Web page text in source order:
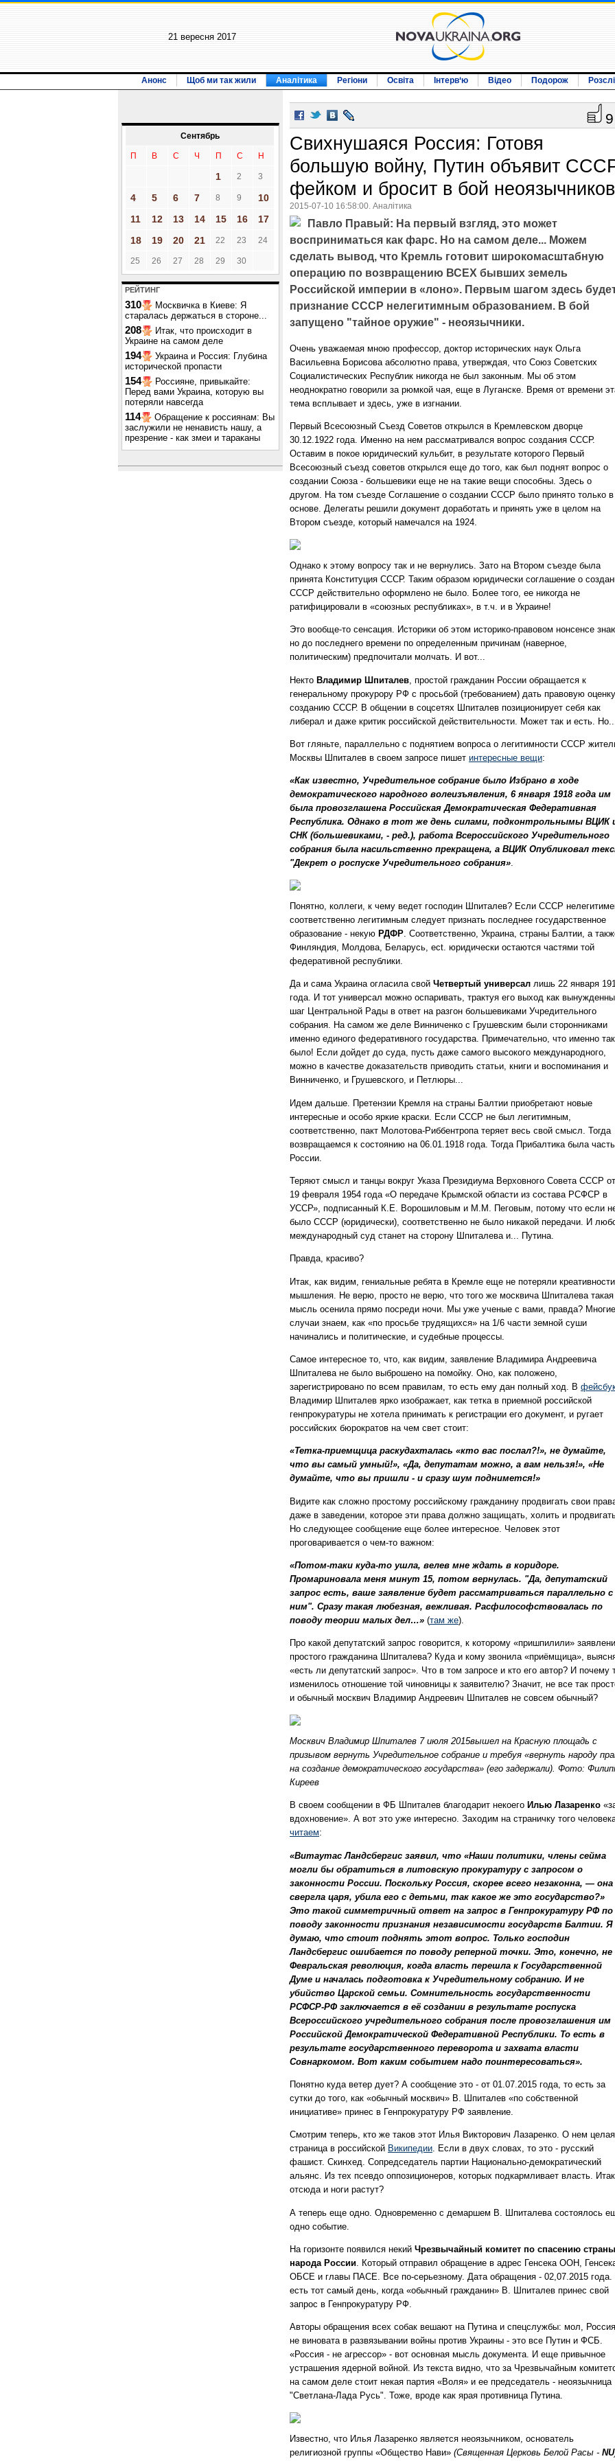
21 вересня 2017
Анонс Щоб ми так жили Аналітика Регіони Освіта Інтерв‘ю Відео Подорож
Сентябрь
П В С Ч П С Н
1 2 3
4 5 6 7 8 9
10
11
12 13 14 15 16
17
18
19 20 21 22 23 24
25 26 27 28 29 30
РЕЙТИНГ
310
Москвичка в Киеве: Я
старалась держаться в стороне...
208
Итак, что происходит в
Украине на самом деле
194
Украина и Россия: Глубина
исторической пропасти
154
Россияне, привыкайте:
Перед вами Украина, которую вы
потеряли навсегда
114
Обращение к россиянам: Вы
заслужили не ненависть нашу, а
презрение - как змеи и тараканы
9
Свихнушаяся Россия: Готовя
большую войну, Путин объявит
фейком и бросит в бой
2015-07-10 16:58:00. Аналітика
Павло Правый: На первый взгляд, это может
восприниматься как фарс. Но на самом деле... Можем
сделать вывод, что Кремль готовит широкомасштабную
операцию по возвращению ВСЕХ бывших земель
Российской империи в «лоно». Первым шагом здесь
признание СССР нелегитимным образованием. В бой
запущено "тайное оружие" - неоязычники.
Очень уважаемая мною профессор, доктор исторических наук Ольга
Васильевна Борисова абсолютно права, утверждая, что Союз Советских
Социалистических Республик никогда не был законным. Мы об этом
неоднократно говорили за рюмкой чая, еще в Луганске. Время от времени
тема всплывает и здесь, уже в изгнании.
Первый Всесоюзный Съезд Советов открылся в Кремлевском дворце
30.12.1922 года. Именно на нем рассматривался вопрос создания СССР.
Оставим в покое юридический кульбит, в результате которого Первый
Всесоюзный съезд советов открылся еще до того, как был поднят вопрос о
создании Союза - большевики еще не на такие вещи способны. Здесь о
другом. На том съезде Соглашение о создании СССР было принято только в
основе. Делегаты решили документ доработать и принять уже в целом на
Втором съезде, который намечался на 1924.
Однако к этому вопросу так и не вернулись. Зато на Втором съезде была
принята Конституция СССР. Таким образом юридически соглашение о
СССР действительно оформлено не было. Более того, ее никогда не
ратифицировали в «союзных республиках», в т.ч. и в Украине!
Это вообще-то сенсация. Историки об этом историко-правовом нонсенсе
но до последнего времени по определенным причинам (наверное,
политическим) предпочитали молчать. И вот...
Некто Владимир Шпиталев , простой гражданин России обращается к
генеральному прокурору РФ с просьбой (требованием) дать правовую оценку
созданию СССР. В общении в соцсетях Шпиталев позиционирует себя как
либерал и даже критик российской действительности. Может так и есть. Но...
Вот гляньте, параллельно с поднятием вопроса о легитимности СССР
Москвы Шпиталев в своем запросе пишет интересные вещи:
«Как известно, Учредительное собрание было Избрано в ходе
демократического народного волеизъявления, 6 января 1918 года им
была провозглашена Российская Демократическая Федеративная
Республика. Однако в тот же день силами, подконтрольнымы ВЦИК
СНК (большевиками, - ред.), работа Всероссийского Учредительного
собрания была насильственно прекращена, а ВЦИК Опубликовал
"Декрет о роспуске Учредительного собрания».
Понятно, коллеги, к чему ведет господин Шпиталев? Если СССР
соответственно легитимным следует признать последнее государственное
образование - некую РДФР . Соответственно, Украина, страны Балтии, а
Финляндия, Молдова, Беларусь, ect. юридически остаются частями той
федеративной республики.
Да и сама Украина огласила свой Четвертый универсал лишь 22 января
года. И тот универсал можно оспаривать, трактуя его выход как
шаг Центральной Рады в ответ на разгон большевиками Учредительного
собрания. На самом же деле Винниченко с Грушевским были сторонниками
именно единого федеративного государства. Примечательно, что именно
было! Если дойдет до суда, пусть даже самого высокого международного,
можно в качестве доказательств приводить статьи, книги и воспоминания и
Винниченко, и Грушевского, и Петлюры...
Идем дальше. Претензии Кремля на страны Балтии приобретают новые
интересные и особо яркие краски. Если СССР не был легитимным,
соответственно, пакт Молотова-Риббентропа теряет весь свой смысл. Тогда
возвращаемся к состоянию на 06.01.1918 года. Тогда Прибалтика была
России.
Теряют смысл и танцы вокруг Указа Президиума Верховного Совета СССР от
19 февраля 1954 года «О передаче Крымской области из состава РСФСР в
УССР», подписанный К.Е. Ворошиловым и М.М. Пеговым, потому что если
было СССР (юридически), соответственно не было никакой передачи. И
международный суд станет на сторону Шпиталева и... Путина.
Правда, красиво?
Итак, как видим, гениальные ребята в Кремле еще не потеряли креативности
мышления. Не верю, просто не верю, что того же москвича Шпиталева такая
мысль осенила прямо посреди ночи. Мы уже ученые с вами, правда? Многие
случаи знаем, как «по просьбе трудящихся» на 1/6 части земной суши
начинались и политические, и судебные процессы.
Самое интересное то, что, как видим, заявление Владимира Андреевича
Шпиталева не было выброшено на помойку. Оно, как положено,
зарегистрировано по всем правилам, то есть ему дан полный ход. В
Владимир Шпиталев ярко изображает, как тетка в приемной российской
генпрокуратуры не хотела принимать к регистрации его документ, и ругает
российских бюрократов на чем свет стоит:
«Тетка-приемщица раскудахталась «кто вас послал?!», не думайте,
что вы самый умный!», «Да, депутатам можно, а вам нельзя!», «Не
думайте, что вы пришли - и сразу шум поднимется!»
Видите как сложно простому российскому гражданину продвигать свои
даже в заведении, которое эти права должно защищать, холить и
Но следующее сообщение еще более интересное. Человек этот
проговаривается о чем-то важном:
«Потом-таки куда-то ушла, велев мне ждать в коридоре.
Промариновала меня минут 15, потом вернулась. "Да, депутатский
запрос есть, ваше заявление будет рассматриваться параллельно с
ним". Сразу такая любезная, вежливая. Расфилософствовалась по
поводу теории малых дел…» (там же).
Про какой депутатский запрос говорится, к которому «пришпилили»
простого гражданина Шпиталева? Куда и кому звонила «приёмщица»,
«есть ли депутатский запрос». Что в том запросе и кто его автор? И почему
изменилось отношение той чиновницы к заявителю? Значит, не все так
и обычный москвич Владимир Андреевич Шпиталев не совсем обычный?
Москвич Владимир Шпиталев 7 июля 2015вышел на Красную площадь с
призывом вернуть Учредительное собрание и требуя «вернуть народу
на создание демократического государства» (его задержали). Фото:
Киреев
В своем сообщении в ФБ Шпиталев благодарит некоего Илью Лазаренко
вдохновение». А вот это уже интересно. Заходим на страничку того
читаем:
«Витаутас Ландсбергис заявил, что «Наши политики, члены сейма
могли бы обратиться в литовскую прокуратуру с запросом о
законности России. Поскольку Россия, скорее всего незаконна, — она
свергла царя, убила его с детьми, так какое же это государство?»
Это такой симметричный ответ на запрос в Генпрокуратуру РФ по
поводу законности признания независимости государств Балтии. Я
думаю, что стоит поднять этот вопрос. Только господин
Ландсбергис ошибается по поводу реперной точки. Это, конечно, не
Февральская революция, когда власть перешла к Государственной
Думе и началась подготовка к Учредительному собранию. И не
убийство Царской семьи. Сомнительность государственности
РСФСР-РФ заключается в её создании в результате роспуска
Всероссийского учредительного собрания после провозглашения им
Российской Демократической Федеративной Республики. То есть в
результате государственного переворота и захвата власти
Совнаркомом. Вот каким событием надо поинтересоваться».
Понятно куда ветер дует? А сообщение это - от 01.07.2015 года, то есть за
сутки до того, как «обычный москвич» В. Шпиталев «по собственной
инициативе» принес в Генпрокуратуру РФ заявление.
Смотрим теперь, кто же таков этот Илья Викторович Лазаренко. О нем целая
страница в российской Википедии. Если в двух словах, то это - русский
фашист. Скинхед. Сопредседатель партии Национально-демократический
альянс. Из тех псевдо оппозиционеров, которых подкармливает власть.
отсюда и ноги растут?
А теперь еще одно. Одновременно с демаршем В. Шпиталева состоялось
одно событие.
На горизонте появился некий Чрезвычайный комитет по спасению
народа России . Который отправил обращение в адрес Генсека ООН,
ОБСЕ и главы ПАСЕ. Все по-серьезному. Дата обращения - 02,07.2015 года.
есть тот самый день, когда «обычный гражданин» В. Шпиталев принес свой
запрос в Генпрокуратуру РФ.
Авторы обращения всех собак вешают на Путина и спецслужбы: мол, Россия
не виновата в развязывании войны против Украины - это все Путин и ФСБ.
«Россия - не агрессор» - вот основная мысль документа. И еще привычное
устрашения ядерной войной. Из текста видно, что за Чрезвычайным
на самом деле стоит некая партия «Воля» и ее председатель - неоязычница
"Светлана-Лада Русь". Тоже, вроде как ярая противница Путина.
Известно, что Илья Лазаренко является неоязычником, основатель
религиозной группы «Общество Нави» (Священная Церковь Белой Расы - NU